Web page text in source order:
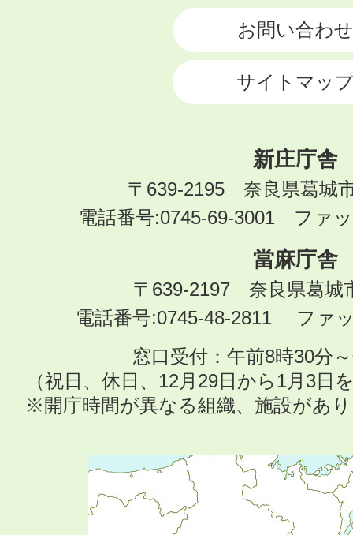
お問い合わせ
サイトマッ
新庄庁舎
〒639-2195 奈良県葛城
電話番号:0745-69-3001 ファ
當麻庁舎
〒639-2197 奈良県葛城
電話番号:0745-48-2811 ファ
窓口受付：午前8時30分
（祝日、休日、12月29日から1月3日
※開庁時間が異なる組織、施設があ